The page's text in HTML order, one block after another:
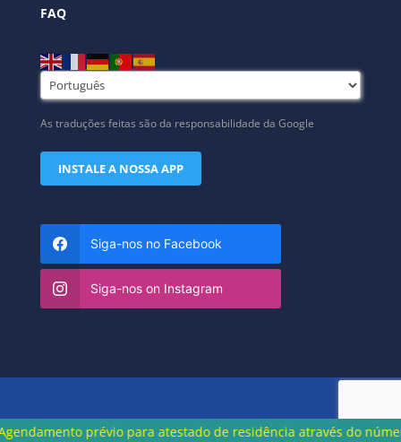
FAQ
As traduções feitas são da responsabilidade da Google
INSTALE A NOSSA APP
Siga-nos no Facebook
Siga-nos on Instagram
para atestado de residência através do número 219 497